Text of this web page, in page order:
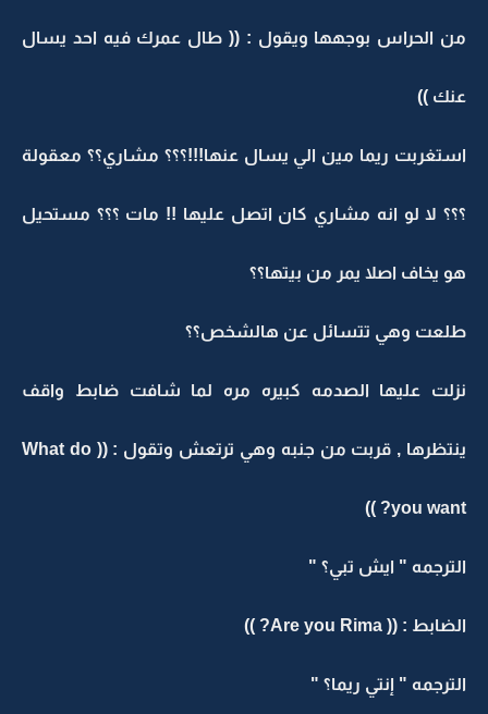
من الحراس بوجهها ويقول : (( طال عمرك فيه احد يسال
عنك ))
استغربت ريما مين الي يسال عنها!!!؟؟؟ مشاري؟؟ معقولة
؟؟؟ لا لو انه مشاري كان اتصل عليها !! مات ؟؟؟ مستحيل
هو يخاف اصلا يمر من بيتها؟؟
طلعت وهي تتسائل عن هالشخص؟؟
نزلت عليها الصدمه كبيره مره لما شافت ضابط واقف
ينتظرها , قربت من جنبه وهي ترتعش وتقول : (( What do
you want? ))
الترجمه " ايش تبي؟ "
الضابط : (( Are you Rima? ))
الترجمه " إنتي ريما؟ "